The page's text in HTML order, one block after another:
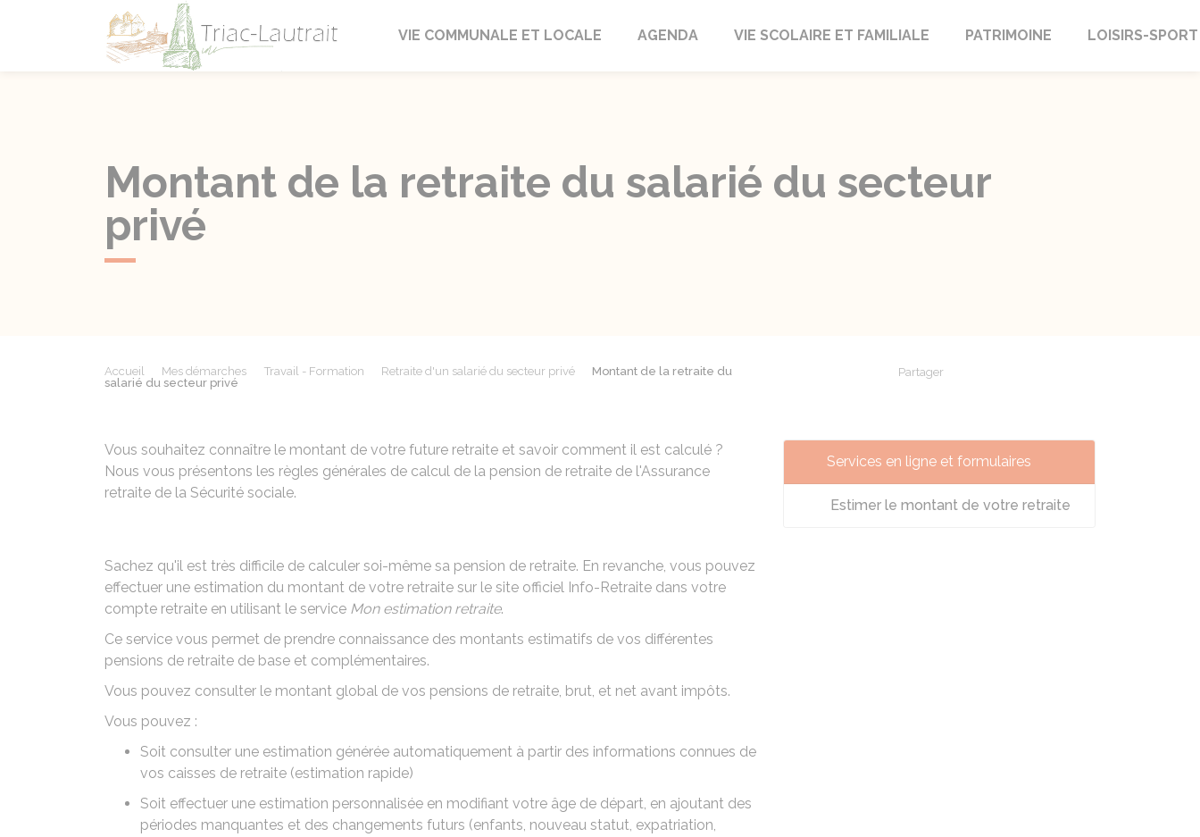
Triac-Lautrait
VIE COMMUNALE ET LOCALE AGENDA VIE SCOLAIRE ET FAMILIALE PATRIMOINE LOISIRS-SPORT
Montant de la retraite du salarié du secteur
privé
Accueil Mes démarches Travail - Formation Retraite d'un salarié du secteur privé
Montant de la retraite du
salarié du secteur privé
Partager
Vous souhaitez connaître le montant de votre future retraite et savoir comment il est calculé ?
Nous vous présentons les règles générales de calcul de la pension de retraite de l'Assurance
retraite de la Sécurité sociale.
Sachez qu'il est très difficile de calculer soi-même sa pension de retraite. En revanche, vous pouvez
effectuer une estimation du montant de votre retraite sur le site officiel Info-Retraite dans votre
compte retraite en utilisant le service Mon estimation retraite.
Ce service vous permet de prendre connaissance des montants estimatifs de vos différentes
pensions de retraite de base et complémentaires.
Vous pouvez consulter le montant global de vos pensions de retraite, brut, et net avant impôts.
Vous pouvez :
Soit consulter une estimation générée automatiquement à partir des informations connues de
vos caisses de retraite (estimation rapide)
Soit effectuer une estimation personnalisée en modifiant votre âge de départ, en ajoutant des
périodes manquantes et des changements futurs (enfants, nouveau statut, expatriation,
Services en ligne et formulaires
Estimer le montant de votre retraite